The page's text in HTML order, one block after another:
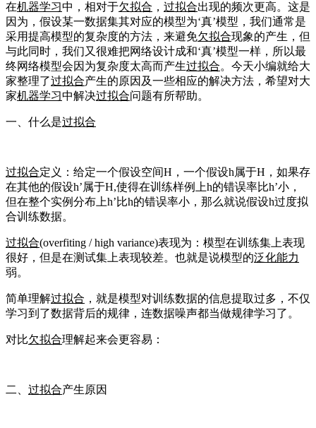
在机器学习中，相对于欠拟合 ， 过拟合出现的频次更高。这是
因为，假设某一数据集其对应的模型为‘真’模型，我们通常是
采用提高模型的复杂度的方法，来避免欠拟合现象的产生，但
与此同时，我们又很难把网络设计成和‘真’模型一样，所以最
终网络模型会因为复杂度太高而产生过拟合。今天小编就给大
家整理了过拟合产生的原因及一些相应的解决方法，希望对大
家机器学习中解决过拟合问题有所帮助。
一、什么是过拟合
过拟合定义：给定一个假设空间H，一个假设h属于H，如果存
在其他的假设h’属于H,使得在训练样例上h的错误率比h’小，
但在整个实例分布上h’比h的错误率小，那么就说假设h过度拟
合训练数据。
过拟合(overfiting / high variance)表现为：模型在训练集上表现
很好，但是在测试集上表现较差。也就是说模型的泛化能力
弱。
简单理解过拟合 ，就是模型对训练数据的信息提取过多，不仅
学习到了数据背后的规律，连数据噪声都当做规律学习了。
对比欠拟合理解起来会更容易：
二、 过拟合产生原因